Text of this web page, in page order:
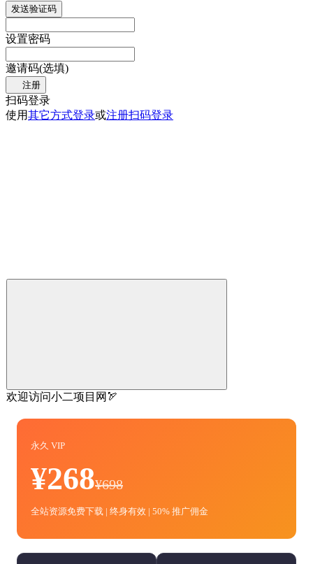
发送验证码
设置密码
邀请码(选填)
注册
扫码登录
使用其它方式登录或注册扫码登录
欢迎访问小二项目网🏹
永久 VIP
¥268¥698
全站资源免费下载 | 终身有效 | 50% 推广佣金